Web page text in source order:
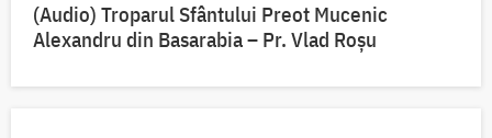
(Audio) Troparul Sfântului Preot Mucenic
Alexandru din Basarabia – Pr. Vlad Roșu